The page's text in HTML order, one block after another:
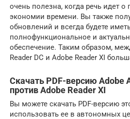
очень полезна, когда речь идет о
экономии времени. Вы также
обновлений и всегда будете
полнофункциональное и
обеспечение. Таким образом,
Reader DC и Adobe Reader XI
Скачать PDF-версию Adobe
против Adobe Reader XI
Вы можете скачать PDF-версию
использовать ее в автономных